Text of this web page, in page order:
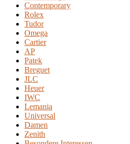
Contemporary
Rolex
Tudor
Omega
Cartier
AP
Patek
Breguet
JLC
Heuer
IWC
Lemania
Universal
Damen
Zenith